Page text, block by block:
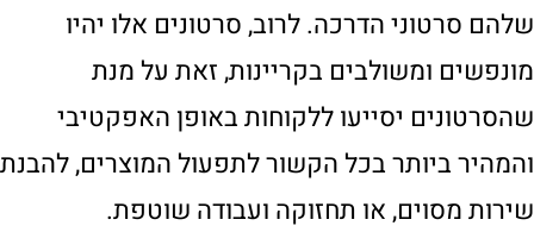
שלהם סרטוני הדרכה. לרוב, סרטונים אלו יהיו
מונפשים ומשולבים בקריינות, זאת על מנת
שהסרטונים יסייעו ללקוחות באופן האפקטיבי
והמהיר ביותר בכל הקשור לתפעול המוצרים, להבנת
שירות מסוים, או תחזוקה ועבודה שוטפת.